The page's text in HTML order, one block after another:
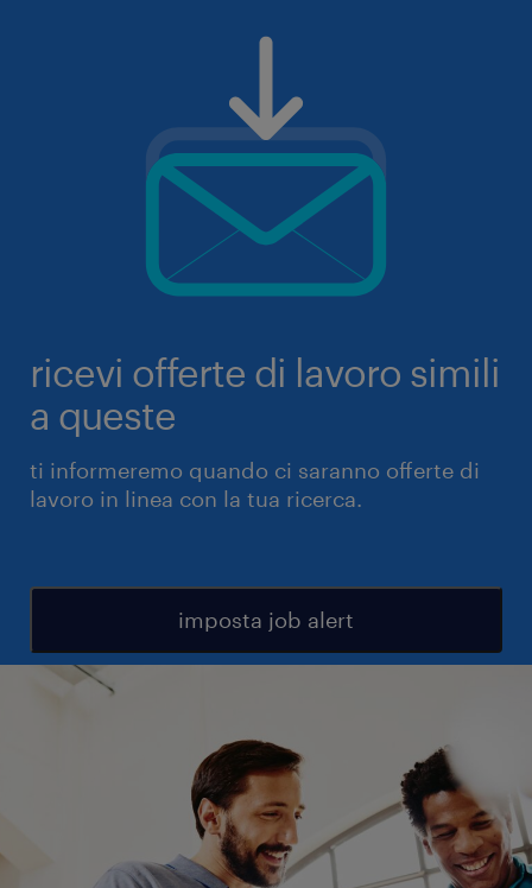
ricevi offerte di lavoro simili
a queste
ti informeremo quando ci saranno offerte di
lavoro in linea con la tua ricerca.
imposta job alert